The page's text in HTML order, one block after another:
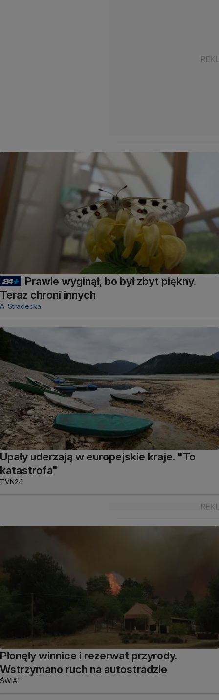
Prawie wyginął, bo był zbyt piękny.
Teraz chroni innych
A. Stradecka
Upały uderzają w europejskie kraje. "To
katastrofa"
TVN24
Płonęły winnice i rezerwat przyrody.
Wstrzymano ruch na autostradzie
ŚWIAT